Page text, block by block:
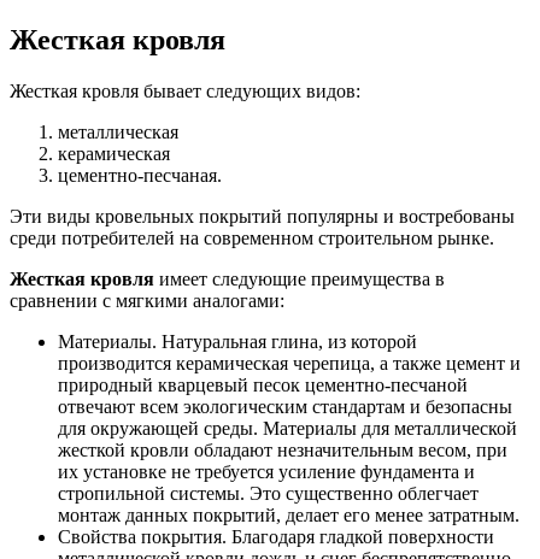
Жесткая кровля
Жесткая кровля бывает следующих видов:
металлическая
керамическая
цементно-песчаная.
Эти виды кровельных покрытий популярны и востребованы
среди потребителей на современном строительном рынке.
Жесткая кровля имеет следующие преимущества в
сравнении с мягкими аналогами:
Материалы. Натуральная глина, из которой
производится керамическая черепица, а также цемент и
природный кварцевый песок цементно-песчаной
отвечают всем экологическим стандартам и безопасны
для окружающей среды. Материалы для металлической
жесткой кровли обладают незначительным весом, при
их установке не требуется усиление фундамента и
стропильной системы. Это существенно облегчает
монтаж данных покрытий, делает его менее затратным.
Свойства покрытия. Благодаря гладкой поверхности